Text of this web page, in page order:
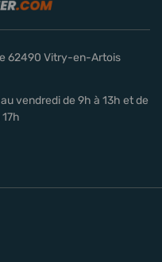
62490 Vitry-en-Artois
vendredi de 9h à 13h et de